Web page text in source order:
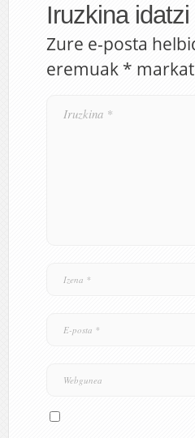
Iruzkina idatzi
Zure e-posta
eremuak *